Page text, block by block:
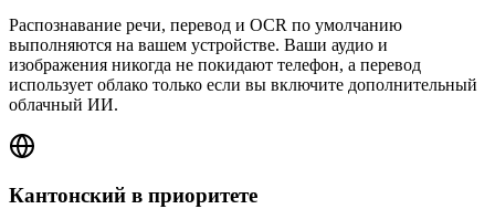
Распознавание речи, перевод и OCR по умолчанию
выполняются на вашем устройстве. Ваши аудио и
изображения никогда не покидают телефон, а перевод
использует облако только если вы включите дополнительный
облачный ИИ.
Кантонский в приоритете